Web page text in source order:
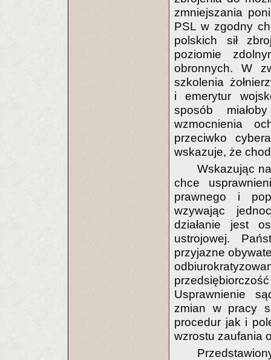
zmniejszania
PSL w zgodny
polskich sił
poziomie
obronnych. W
szkolenia
i emerytur
sposób
wzmocnienia
przeciwko
wskazuje, że
Wskazując
chce
prawnego i
wzywając
działanie jest
ustrojowej.
przyjazne
Usprawnienie
zmian w pracy
procedur jak i
wzrostu zaufania